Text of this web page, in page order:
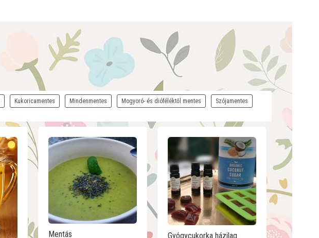
Kukoricamentes Mindenmentes Mogyoró- és dióféléktől mentes
Szójamentes
Mentás
Gyógycukorka házilag